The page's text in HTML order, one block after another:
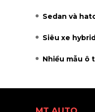
Sedan và
Siêu xe
Nhiều mẫu ô